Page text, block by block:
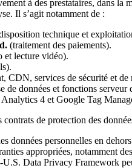
à des prestataires, dans
Il s’agit notamment de :
technique et
(traitement des paiements).
et lecture vidéo).
CDN, services de sécurité et de
de données et fonctions serveur
4 et Google Tag
de protection des
données personnelles en
appropriées, notamment
Data Privacy Framework